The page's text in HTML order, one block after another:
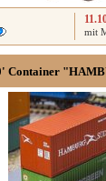
mit
Container